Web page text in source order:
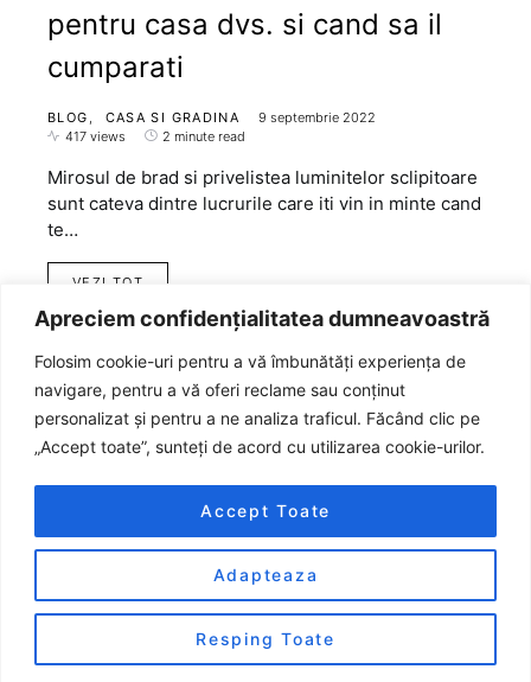
Apreciem confidențialitatea dumneavoastră
Folosim cookie-uri pentru a vă îmbunătăți experiența de
navigare, pentru a vă oferi reclame sau conținut
personalizat și pentru a ne analiza traficul. Făcând clic pe
„Accept toate”, sunteți de acord cu utilizarea cookie-urilor.
Adapteaza
Resping Toate
Accept Toate
pentru casa dvs. si cand sa il
cumparati
BLOG CASA SI GRADINA
9 septembrie 2022
417 views
2 minute read
Mirosul de brad si privelistea luminitelor sclipitoare
sunt cateva dintre lucrurile care iti vin in minte cand
te…
VEZI TOT
Designed & Developed bySmart Seo Team